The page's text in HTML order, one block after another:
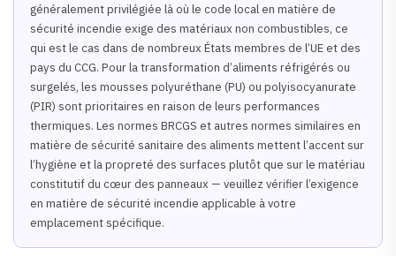
généralement privilégiée là où le code local en matière de
sécurité incendie exige des matériaux non combustibles, ce
qui est le cas dans de nombreux États membres de l’UE et des
pays du CCG. Pour la transformation d’aliments réfrigérés ou
surgelés, les mousses polyuréthane (PU) ou polyisocyanurate
(PIR) sont prioritaires en raison de leurs performances
thermiques. Les normes BRCGS et autres normes similaires en
matière de sécurité sanitaire des aliments mettent l’accent sur
l’hygiène et la propreté des surfaces plutôt que sur le matériau
constitutif du cœur des panneaux — veuillez vérifier l’exigence
en matière de sécurité incendie applicable à votre
emplacement spécifique.